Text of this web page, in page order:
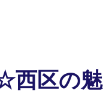
西区の